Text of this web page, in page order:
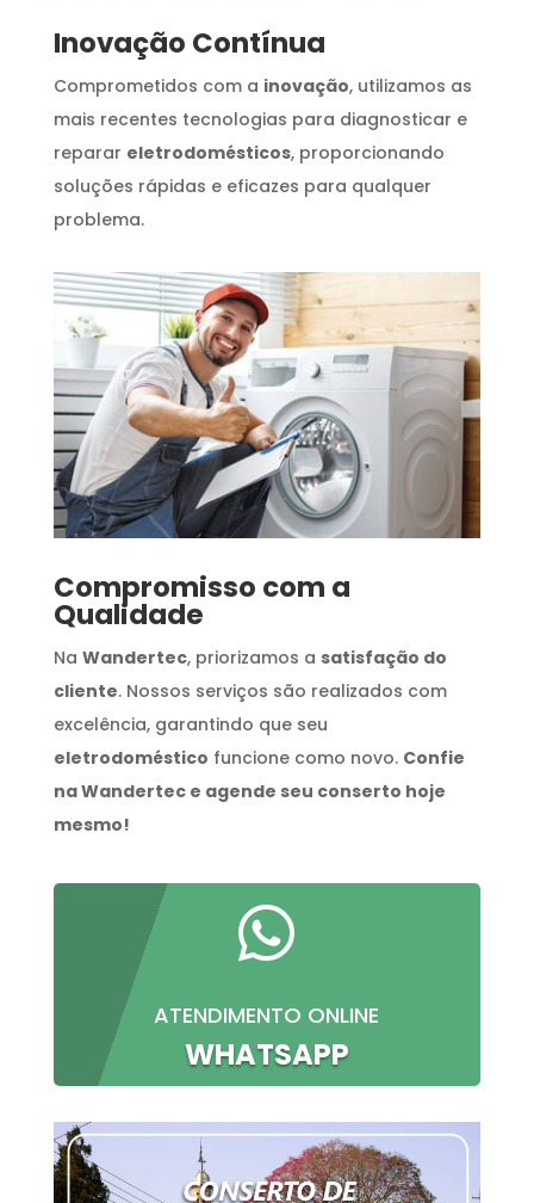
Inovação Contínua
Comprometidos com a inovação, utilizamos as
mais recentes tecnologias para diagnosticar e
reparar eletrodomésticos, proporcionando
soluções rápidas e eficazes para qualquer
problema.
Compromisso com a
Qualidade
Na Wandertec, priorizamos a satisfação do
cliente. Nossos serviços são realizados com
excelência, garantindo que seu
eletrodoméstico funcione como novo. Confie
na Wandertec e agende seu conserto hoje
mesmo!

ATENDIMENTO ONLINE
WHATSAPP